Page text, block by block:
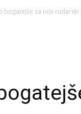
bogatejše za nov rudarski